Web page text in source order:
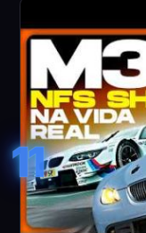
11